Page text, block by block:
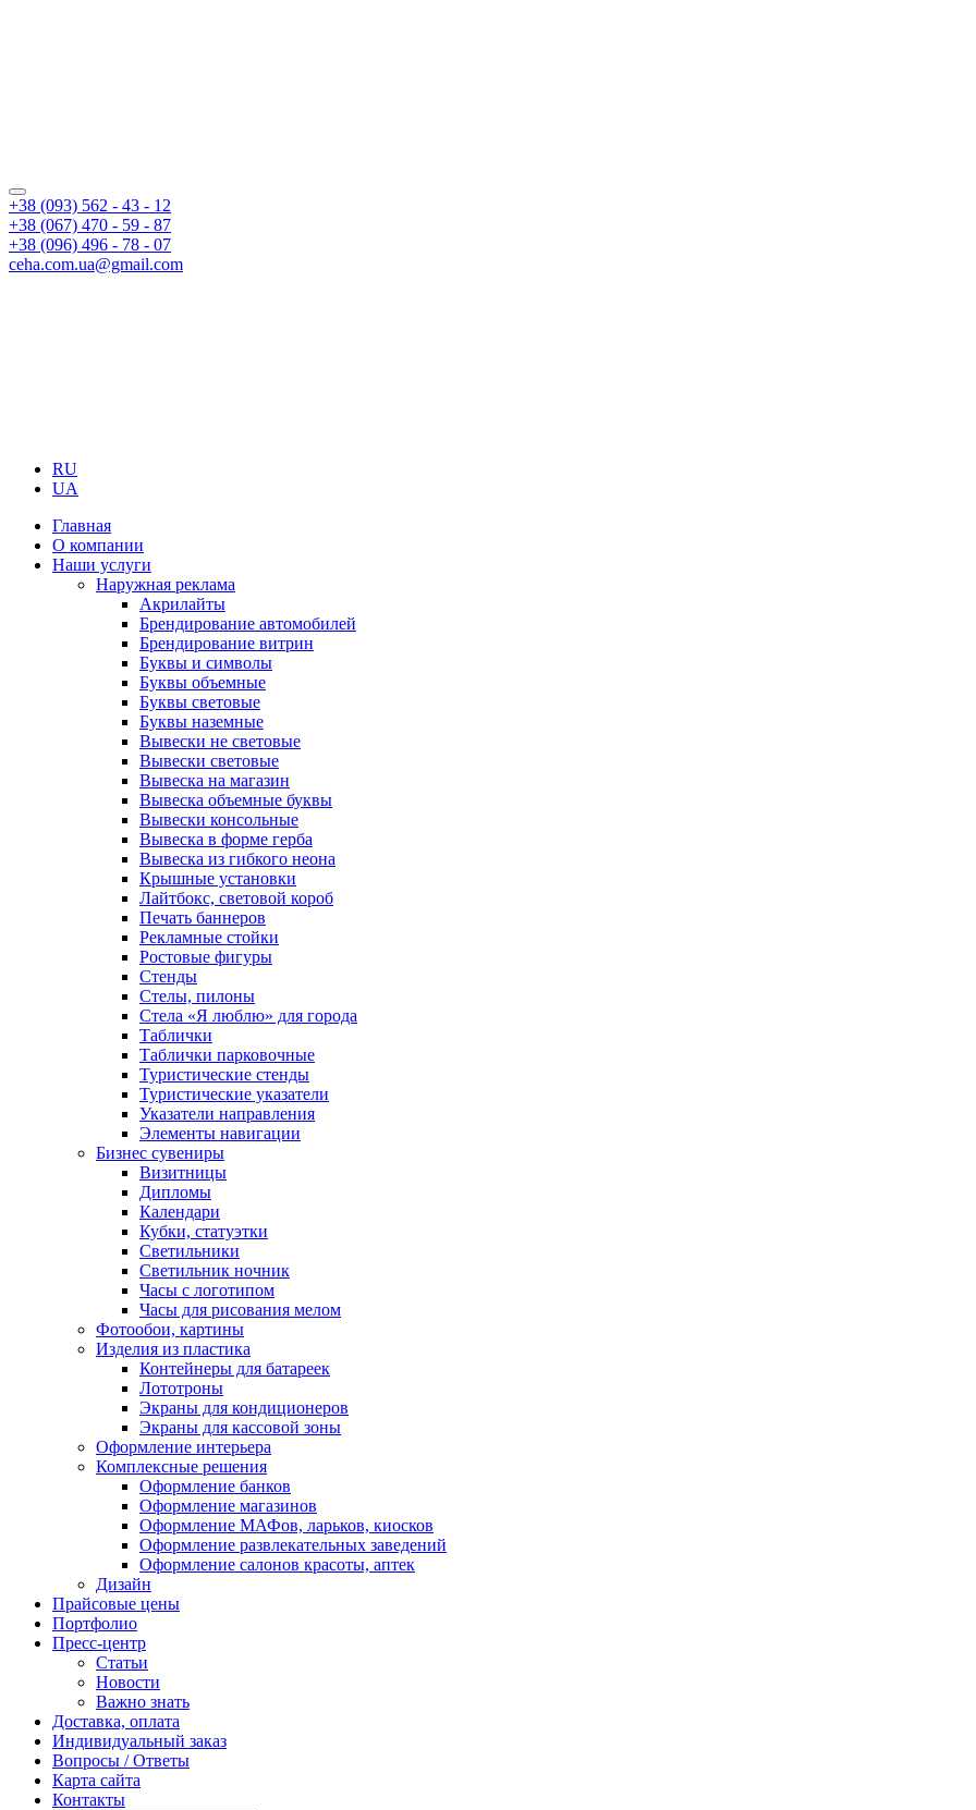
+38 (093) 562 - 43 - 12
+38 (067) 470 - 59 - 87
+38 (096) 496 - 78 - 07
ceha.com.ua@gmail.com
RU
UA
Главная
О компании
Наши услуги
Наружная реклама
Акрилайты
Брендирование автомобилей
Брендирование витрин
Буквы и символы
Буквы объемные
Буквы световые
Буквы наземные
Вывески не световые
Вывески световые
Вывеска на магазин
Вывеска объемные буквы
Вывески консольные
Вывеска в форме герба
Вывеска из гибкого неона
Крышные установки
Лайтбокс, световой короб
Печать баннеров
Рекламные стойки
Ростовые фигуры
Стенды
Стелы, пилоны
Стела «Я люблю» для города
Таблички
Таблички парковочные
Туристические стенды
Туристические указатели
Указатели направления
Элементы навигации
Бизнес сувениры
Визитницы
Дипломы
Календари
Кубки, статуэтки
Светильники
Светильник ночник
Часы с логотипом
Часы для рисования мелом
Фотообои, картины
Изделия из пластика
Контейнеры для батареек
Лототроны
Экраны для кондиционеров
Экраны для кассовой зоны
Оформление интерьера
Комплексные решения
Оформление банков
Оформление магазинов
Оформление МАФов, ларьков, киосков
Оформление развлекательных заведений
Оформление салонов красоты, аптек
Дизайн
Прайсовые цены
Портфолио
Пресс-центр
Статьи
Новости
Важно знать
Доставка, оплата
Индивидуальный заказ
Вопросы / Ответы
Карта сайта
Контакты